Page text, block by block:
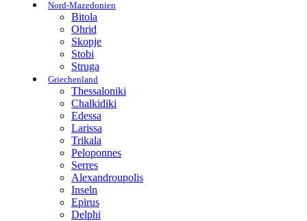
Nord-Mazedonien
Bitola
Ohrid
Skopje
Stobi
Struga
Griechenland
Thessaloniki
Chalkidiki
Edessa
Larissa
Trikala
Peloponnes
Serres
Alexandroupolis
Inseln
Epirus
Delphi